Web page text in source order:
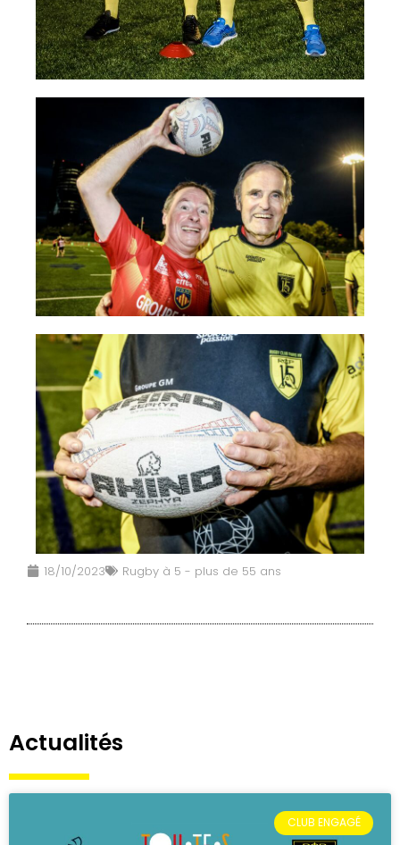
18/10/2023 Rugby à 5 - plus de 55 ans
Actualités
CLUB ENGAGÉ